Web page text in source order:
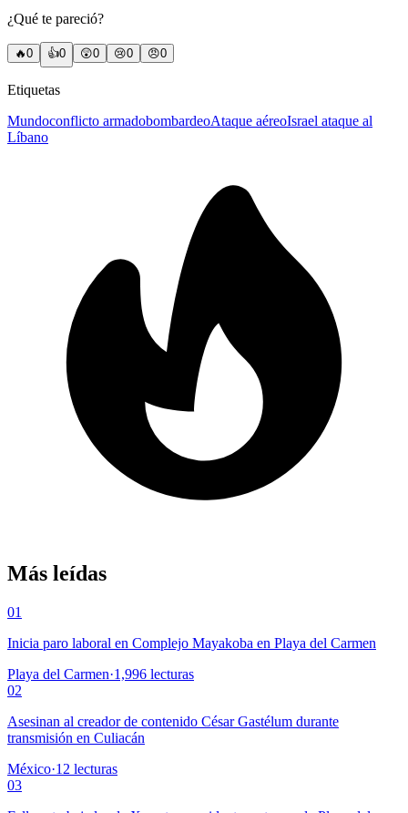
¿Qué te pareció?
🔥0 👍0 😲0 😢0 😠0
Etiquetas
Mundoconflicto armadobombardeoAtaque aéreoIsrael ataque al
Líbano
Más leídas
01
Inicia paro laboral en Complejo Mayakoba en Playa del Carmen
Playa del Carmen·1,996 lecturas
02
Asesinan al creador de contenido César Gastélum durante
transmisión en Culiacán
México·12 lecturas
03